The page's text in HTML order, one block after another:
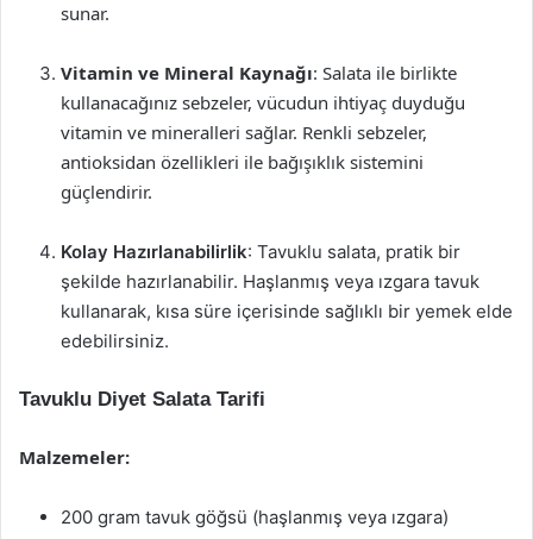
sunar.
Vitamin ve Mineral Kaynağı: Salata ile birlikte
kullanacağınız sebzeler, vücudun ihtiyaç duyduğu
vitamin ve mineralleri sağlar. Renkli sebzeler,
antioksidan özellikleri ile bağışıklık sistemini
güçlendirir.
Kolay Hazırlanabilirlik: Tavuklu salata, pratik bir
şekilde hazırlanabilir. Haşlanmış veya ızgara tavuk
kullanarak, kısa süre içerisinde sağlıklı bir yemek elde
edebilirsiniz.
Tavuklu Diyet Salata Tarifi
Malzemeler:
200 gram tavuk göğsü (haşlanmış veya ızgara)